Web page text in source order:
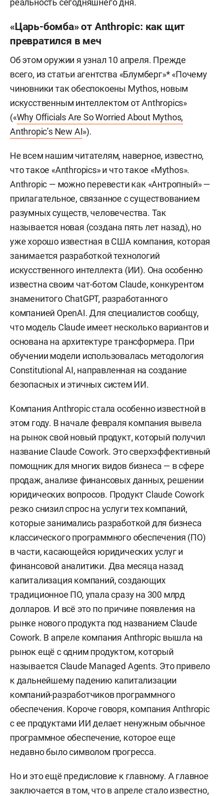
«Царь-бомба» от Anthropic: как щит
превратился в меч
Об этом оружии я узнал 10 апреля. Прежде
всего, из статьи агентства «Блумберг»* «Почему
чиновники так обеспокоены Mythos, новым
искусственным интеллектом от Anthropics»
(«Why Officials Are So Worried About Mythos,
Anthropic’s New AI»).
Не всем нашим читателям, наверное, известно,
что такое «Anthropics» и что такое «Mythos».
Anthropic — можно перевести как «Антропный» —
прилагательное, связанное с существованием
разумных существ, человечества. Так
называется новая (создана пять лет назад), но
уже хорошо известная в США компания, которая
занимается разработкой технологий
искусственного интеллекта (ИИ). Она особенно
известна своим чат-ботом Claude, конкурентом
знаменитого ChatGPT, разработанного
компанией OpenAI. Для специалистов сообщу,
что модель Claude имеет несколько вариантов и
основана на архитектуре трансформера. При
обучении модели использовалась методология
Constitutional AI, направленная на создание
безопасных и этичных систем ИИ.
Компания Anthropic стала особенно известной в
этом году. В начале февраля компания вывела
на рынок свой новый продукт, который получил
название Claude Cowork. Это сверхэффективный
помощник для многих видов бизнеса — в сфере
продаж, анализе финансовых данных, решении
юридических вопросов. Продукт Claude Cowork
резко снизил спрос на услуги тех компаний,
которые занимались разработкой для бизнеса
классического программного обеспечения (ПО)
в части, касающейся юридических услуг и
финансовой аналитики. Два месяца назад
капитализация компаний, создающих
традиционное ПО, упала сразу на 300 млрд
долларов. И всё это по причине появления на
рынке нового продукта под названием Claude
Cowork. В апреле компания Anthropic вышла на
рынок ещё с одним продуктом, который
называется Claude Managed Agents. Это привело
к дальнейшему падению капитализации
компаний-разработчиков программного
обеспечения. Короче говоря, компания Anthropic
с ее продуктами ИИ делает ненужным обычное
программное обеспечение, которое еще
недавно было символом прогресса.
Но и это ещё предисловие к главному. А главное
заключается в том, что в апреле стало известно,